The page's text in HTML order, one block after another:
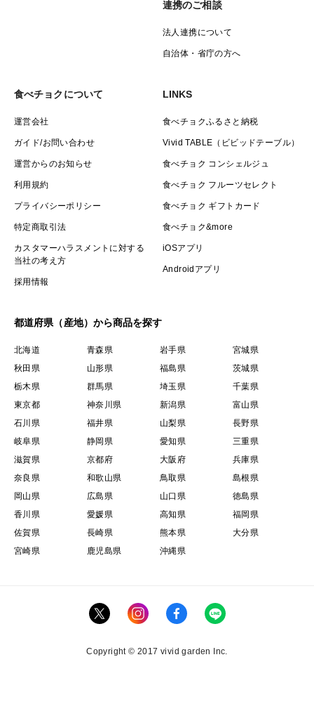
連携のご相談
法人連携について
自治体・省庁の方へ
食べチョクについて
運営会社
ガイド/お問い合わせ
運営からのお知らせ
利用規約
プライバシーポリシー
特定商取引法
カスタマーハラスメントに対する
当社の考え方
採用情報
LINKS
食べチョクふるさと納税
Vivid TABLE（ビビッドテーブル）
食べチョク コンシェルジュ
食べチョク フルーツセレクト
食べチョク ギフトカード
食べチョク&more
iOSアプリ
Androidアプリ
都道府県（産地）から商品を探す
北海道 青森県 岩手県
宮城県
秋田県
山形県 福島県
茨城県
栃木県
群馬県 埼玉県
千葉県
東京都
神奈川県 新潟県
富山県
石川県
福井県 山梨県
長野県
岐阜県
静岡県 愛知県
三重県
滋賀県
京都府 大阪府
兵庫県
奈良県
和歌山県 鳥取県
島根県
岡山県
広島県 山口県
徳島県
香川県
愛媛県 高知県
福岡県
佐賀県
長崎県 熊本県
大分県
宮崎県
鹿児島県 沖縄県
Copyright © 2017 vivid garden Inc.